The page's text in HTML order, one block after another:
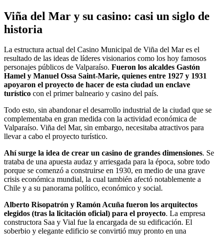
Viña del Mar y su casino: casi un siglo de
historia
La estructura actual del Casino Municipal de Viña del Mar es el
resultado de las ideas de líderes visionarios como los hoy famosos
personajes públicos de Valparaíso. Fueron los alcaldes Gastón
Hamel y Manuel Ossa Saint-Marie, quienes entre 1927 y 1931
apoyaron el proyecto de hacer de esta ciudad un enclave
turístico con el primer balneario y casino del país.
Todo esto, sin abandonar el desarrollo industrial de la ciudad que se
complementaba en gran medida con la actividad económica de
Valparaíso. Viña del Mar, sin embargo, necesitaba atractivos para
llevar a cabo el proyecto turístico.
Ahí surge la idea de crear un casino de grandes dimensiones. Se
trataba de una apuesta audaz y arriesgada para la época, sobre todo
porque se comenzó a construirse en 1930, en medio de una grave
crisis económica mundial, la cual también afectó notablemente a
Chile y a su panorama político, económico y social.
Alberto Risopatrón y Ramón Acuña fueron los arquitectos
elegidos (tras la licitación oficial) para el proyecto. La empresa
constructora Saa y Vial fue la encargada de su edificación. El
soberbio y elegante edificio se convirtió muy pronto en una